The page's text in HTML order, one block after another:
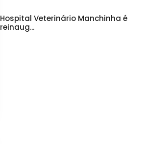
Hospital Veterinário Manchinha é
reinaug...